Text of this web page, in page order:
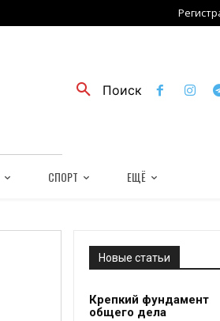
Поиск
СПОРТ ЕЩЁ
Новые статьи
Крепкий фундамент
общего дела